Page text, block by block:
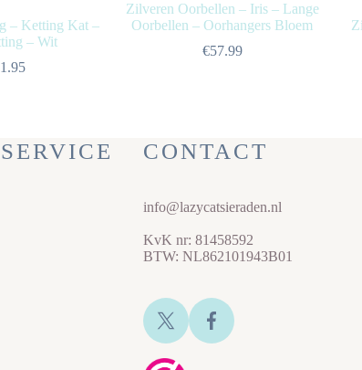
– Ketting Kat –
– Wit
Zilveren Oorbellen – Iris – Lange
Oorbellen – Oorhangers Bloem
€57.99
CONTACT
info@lazycatsieraden.nl
KvK nr: 81458592
BTW: NL862101943B01